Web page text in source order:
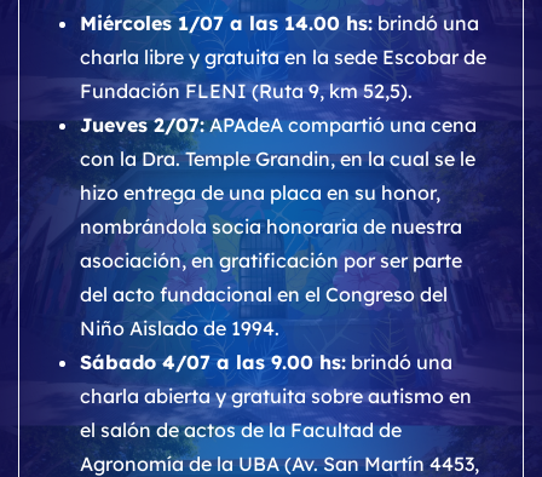
Miércoles 1/07 a las 14.00 hs: brindó una
charla libre y gratuita en la sede Escobar de
Fundación FLENI (Ruta 9, km 52,5).
Jueves 2/07:APAdeA compartió una cena
con la Dra. Temple Grandin, en la cual se le
hizo entrega de una placa en su honor,
nombrándola socia honoraria de nuestra
asociación, en gratificación por ser parte
del acto fundacional en el Congreso del
Niño Aislado de 1994.
Sábado 4/07 a las 9.00 hs: brindó una
charla abierta y gratuita sobre autismo en
el salón de actos de la Facultad de
Agronomía de la UBA (Av. San Martín 4453,